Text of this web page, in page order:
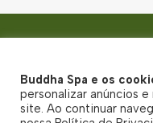
© Buddha Spa 2026 -
Buddha Spa e os
personalizar anúncios
site. Ao continuar